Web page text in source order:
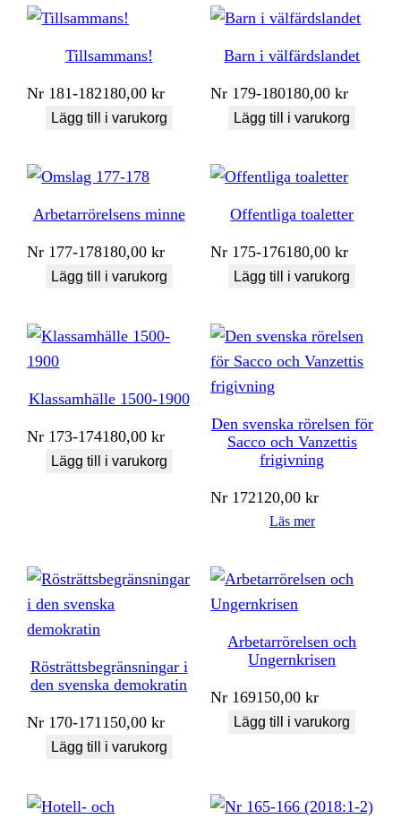
Tillsammans!
Nr 181-182180,00kr
Lägg till i varukorg
Barn i välfärdslandet
Nr 179-180180,00kr
Lägg till i varukorg
Arbetarrörelsens minne
Nr 177-178180,00kr
Lägg till i varukorg
Offentliga toaletter
Nr 175-176180,00kr
Lägg till i varukorg
Klassamhälle 1500-1900
Nr 173-174180,00kr
Lägg till i varukorg
Den svenska rörelsen för
Sacco och Vanzettis
frigivning
Nr 172120,00kr
Läs mer
Rösträttsbegränsningar i
den svenska demokratin
Nr 170-171150,00kr
Lägg till i varukorg
Arbetarrörelsen och
Ungernkrisen
Nr 169150,00kr
Lägg till i varukorg